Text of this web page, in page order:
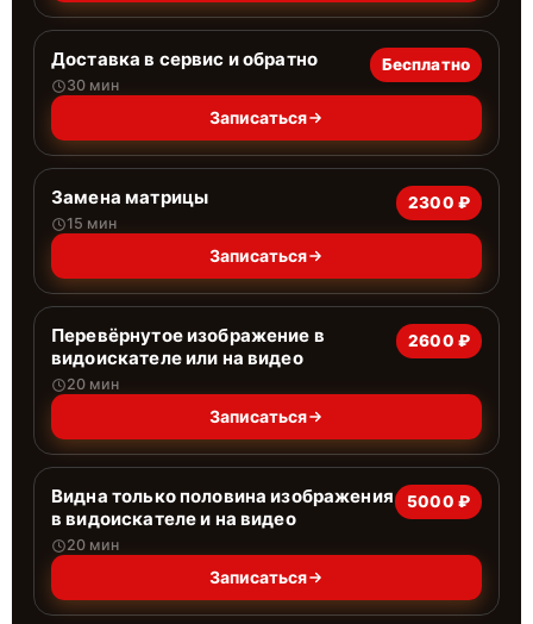
Доставка в сервис и обратно
30 мин
Бесплатно
Записаться
Замена матрицы
15 мин
2300 ₽
Записаться
Перевёрнутое изображение в
видоискателе или на видео
20 мин
2600 ₽
Записаться
Видна только половина изображения
в видоискателе и на видео
20 мин
5000 ₽
Записаться